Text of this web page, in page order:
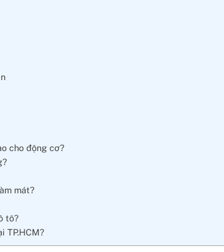
cho động cơ?
mát?
tô?
TP.HCM?